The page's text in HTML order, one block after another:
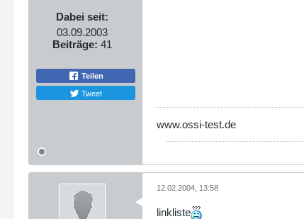
Dabei seit:
03.09.2003
Beiträge: 41
Teilen
Tweet
www.ossi-test.de
12.02.2004, 13:58
linkliste